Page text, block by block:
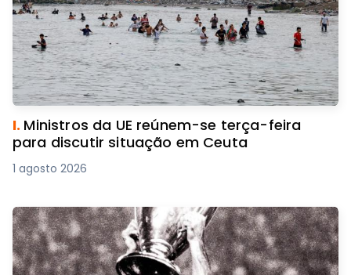
I. Ministros da UE reúnem-se terça-feira
para discutir situação em Ceuta
1 agosto 2026